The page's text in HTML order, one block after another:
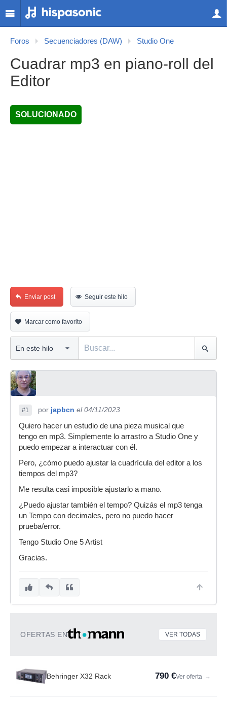
Foros Secuenciadores (DAW) Studio One
Cuadrar mp3 en piano-roll del
Editor
SOLUCIONADO
Enviar post Seguir este hilo
Marcar como favorito
#1 por japbcn el 04/11/2023
Quiero hacer un estudio de una pieza musical que
tengo en mp3. Simplemente lo arrastro a Studio One y
puedo empezar a interactuar con él.
Pero, ¿cómo puedo ajustar la cuadrícula del editor a los
tiempos del mp3?
Me resulta casi imposible ajustarlo a mano.
¿Puedo ajustar también el tempo? Quizás el mp3 tenga
un Tempo con decimales, pero no puedo hacer
prueba/error.
Tengo Studio One 5 Artist
Gracias.
OFERTAS EN VER TODAS
Behringer X32 Rack 790 €Ver oferta →